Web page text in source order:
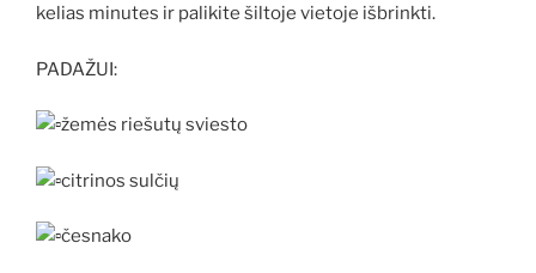
kelias minutes ir palikite šiltoje vietoje išbrinkti.
PADAŽUI:
žemės riešutų sviesto
citrinos sulčių
česnako